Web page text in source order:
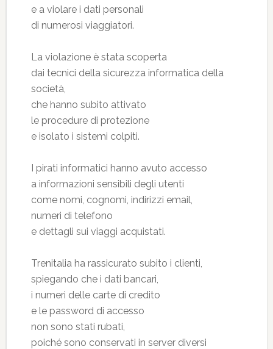
e a violare i dati personali
di numerosi viaggiatori.
La violazione è stata scoperta
dai tecnici della sicurezza informatica della
società,
che hanno subito attivato
le procedure di protezione
e isolato i sistemi colpiti.
I pirati informatici hanno avuto accesso
a informazioni sensibili degli utenti
come nomi, cognomi, indirizzi email,
numeri di telefono
e dettagli sui viaggi acquistati.
Trenitalia ha rassicurato subito i clienti,
spiegando che i dati bancari,
i numeri delle carte di credito
e le password di accesso
non sono stati rubati,
poiché sono conservati in server diversi